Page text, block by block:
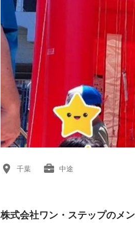
千葉 中途
株式会社ワン・ステップのメ